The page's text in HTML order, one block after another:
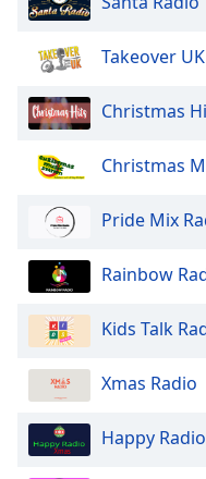
dialog
Escape
cancel
and
close
window.
Opacity
Text
Background
Color
Takeover UK
Christmas
Christmas
Pride Mix
Rainbow
Kids Talk
Xmas Radio
Happy